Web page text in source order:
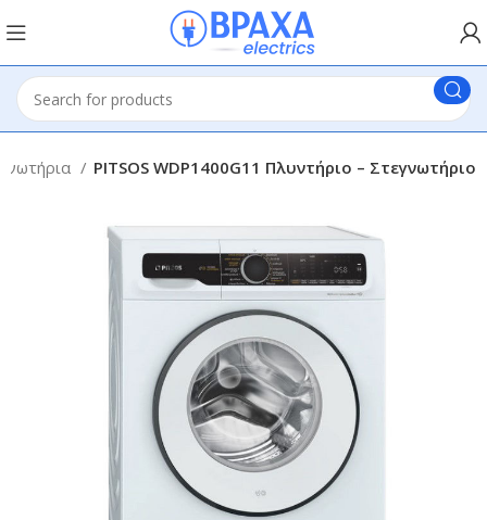
PITSOS WDP1400G11 Πλυντήριο – Στεγνωτήριο